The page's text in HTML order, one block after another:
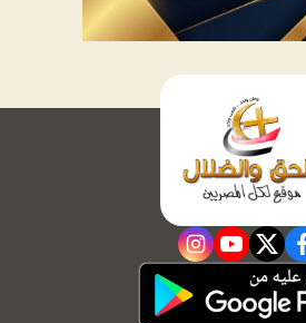
facebook
twitter
youtube
instagram